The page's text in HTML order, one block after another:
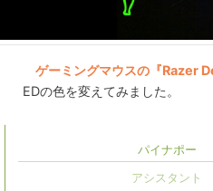
ゲーミングマウスの『Razer
EDの色を変えてみました。
パイナポー